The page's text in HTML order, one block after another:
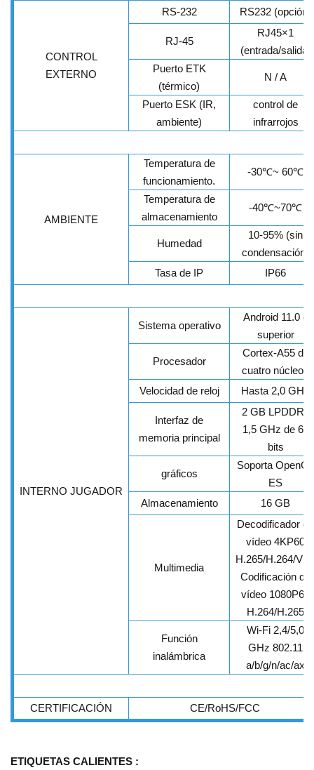
CONTROL
EXTERNO
RS-232 RS232 (opción)
RJ-45
RJ45×1
(entrada/salida)
Puerto ETK
(térmico)
N / A
Puerto ESK (IR,
ambiente)
control de
infrarrojos
AMBIENTE
Temperatura de
funcionamiento.
-30℃~ 60℃
Temperatura de
almacenamiento
-40℃~70℃
Humedad
10-95% (sin
condensación)
Tasa de IP
IP66
INTERNO JUGADOR
Sistema operativo
Android 11.0 o
superior
Procesador
Cortex-A55 de
cuatro núcleos
Velocidad de reloj
Hasta 2,0 GHz
Interfaz de
memoria principal
2 GB LPDDR4
1,5 GHz de 64
bits
gráficos
Soporta OpenGL
ES
Almacenamiento
16 GB
Multimedia
Decodificador de
vídeo 4KP60
H.265/H.264/
Codificación de
vídeo 1080P60
H.264/H.265
Función
inalámbrica
Wi-Fi 2,4/5,0
GHz 802.11
a/b/g/n/ac/ax
CERTIFICACIÓN CE/RoHS/FCC
ETIQUETAS CALIENTES :